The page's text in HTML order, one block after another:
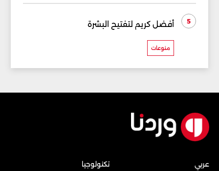
5 أفضل كريم لتفتيح البشرة
منوعات
عربي
تكنولوجيا